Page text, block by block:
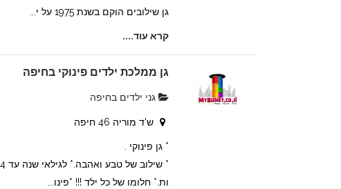
גן שילובים הוקם בשנת 1975 על י...
קרא עוד....
גן ממלכת ילדים פינוקי בחיפה
גני ילדים בחיפה
ש'ד מוריה 46 חיפה
* גן פינוקי .
ות.* חלומו של כל ילד !!! *פינו...